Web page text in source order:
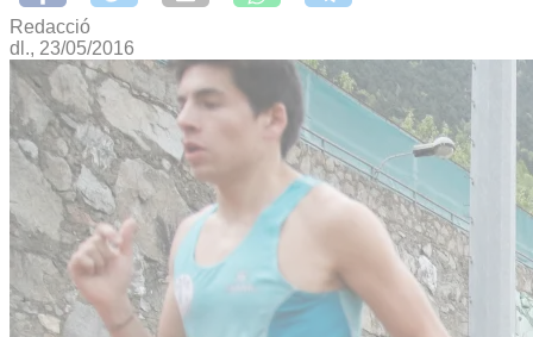
Redacció
dl., 23/05/2016